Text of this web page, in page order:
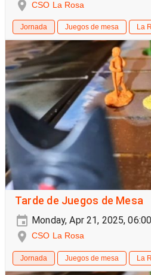
CSO La Rosa
Jornada Juegos de mesa La
Tarde de Juegos de Mesa
Monday, Apr 21, 2025,
CSO La Rosa
Jornada Juegos de mesa La